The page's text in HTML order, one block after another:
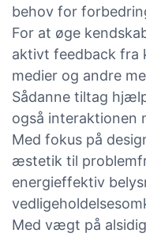
behov for
For at øge
aktivt feedback fra
medier og andre
Sådanne tiltag
også interaktionen
Med fokus på
æstetik til
energieffektiv
Med vægt på